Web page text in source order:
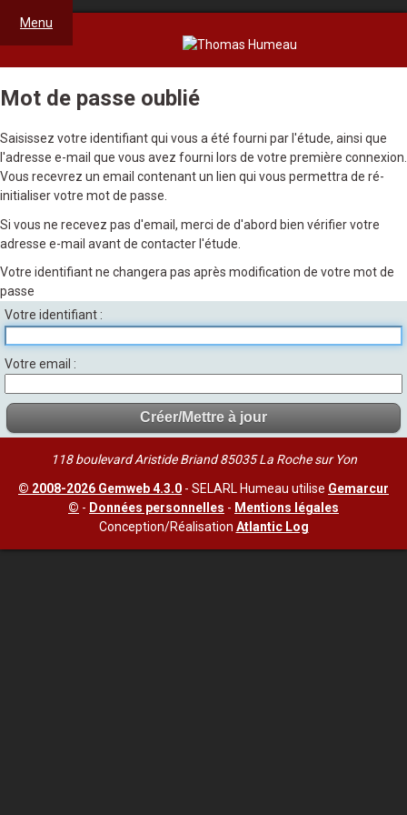
Menu
Mot de passe oublié
Saisissez votre identifiant qui vous a été fourni par l'étude, ainsi que
l'adresse e-mail que vous avez fourni lors de votre première connexion.
Vous recevrez un email contenant un lien qui vous permettra de ré-
initialiser votre mot de passe.
Si vous ne recevez pas d'email, merci de d'abord bien vérifier votre
adresse e-mail avant de contacter l'étude.
Votre identifiant ne changera pas après modification de votre mot de
passe
Votre identifiant
Votre email
118 boulevard Aristide Briand 85035 La Roche sur Yon
© 2008-2026 Gemweb 4.3.0 - SELARL Humeau utilise Gemarcur
© - Données personnelles - Mentions légales
Conception/Réalisation Atlantic Log